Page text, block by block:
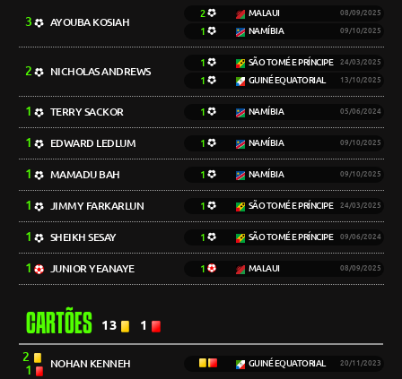
3 AYOUBA KOSIAH
2 MALAUI 08/09/2025
1 NAMÍBIA 09/10/2025
2 NICHOLAS ANDREWS
1 SÃO TOMÉ E PRÍNCIPE 24/03/2025
1 GUINÉ EQUATORIAL 13/10/2025
1 TERRY SACKOR 1 NAMÍBIA 05/06/2024
1 EDWARD LEDLUM 1 NAMÍBIA 09/10/2025
1 MAMADU BAH 1 NAMÍBIA 09/10/2025
1 JIMMY FARKARLUN 1 SÃO TOMÉ E PRÍNCIPE 24/03/2025
1 SHEIKH SESAY 1 SÃO TOMÉ E PRÍNCIPE 09/06/2024
1 JUNIOR YEANAYE 1 MALAUI 08/09/2025
CARTÕES 13 1
2
1
NOHAN KENNEH GUINÉ EQUATORIAL 20/11/2023